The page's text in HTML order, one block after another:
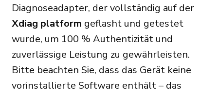
Diagnoseadapter, der vollständig auf der
Xdiag platform geflasht und getestet
wurde, um 100 % Authentizität und
zuverlässige Leistung zu gewährleisten.
Bitte beachten Sie, dass das Gerät keine
vorinstallierte Software enthält – das